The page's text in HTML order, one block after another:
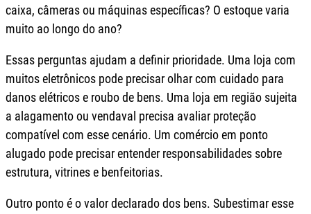
caixa, câmeras ou máquinas específicas? O estoque varia
muito ao longo do ano?
Essas perguntas ajudam a definir prioridade. Uma loja com
muitos eletrônicos pode precisar olhar com cuidado para
danos elétricos e roubo de bens. Uma loja em região sujeita
a alagamento ou vendaval precisa avaliar proteção
compatível com esse cenário. Um comércio em ponto
alugado pode precisar entender responsabilidades sobre
estrutura, vitrines e benfeitorias.
Outro ponto é o valor declarado dos bens. Subestimar esse